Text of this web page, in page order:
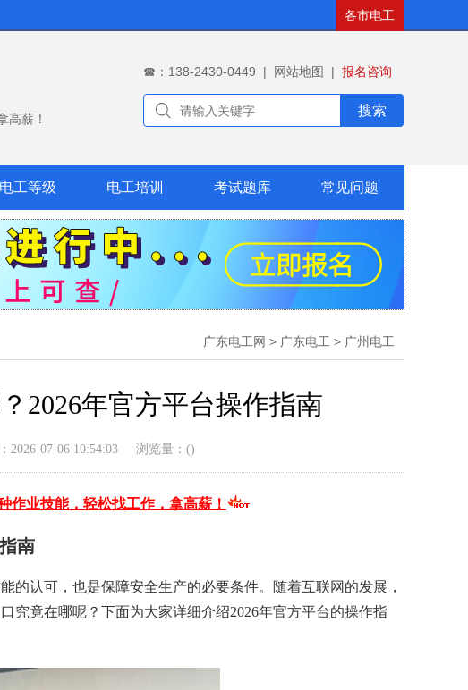
各市电工
高薪！
☎：138-2430-0449 | 网站地图 | 报名咨询
搜索
电工等级 电工培训 考试题库 常见问题
广东电工网 > 广东电工 > 广州电工
2026年官方平台操作指南
2026-07-06 10:54:03 浏览量：()
作业技能，轻松找工作，拿高薪！
南
的认可，也是保障安全生产的必要条件。随着互联网的发展，
究竟在哪呢？下面为大家详细介绍2026年官方平台的操作指